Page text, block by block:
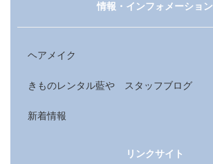
情報・インフォメーション
ヘアメイク
きものレンタル藍や スタッフブログ
新着情報
リンクサイト